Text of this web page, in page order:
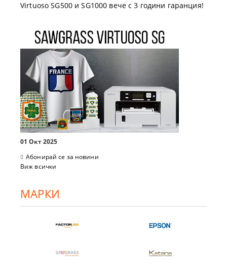
Virtuoso SG500 и SG1000 вече с 3 години гаранция!
01 Окт 2025
Абонирай се за новини
Виж всички
МАРКИ